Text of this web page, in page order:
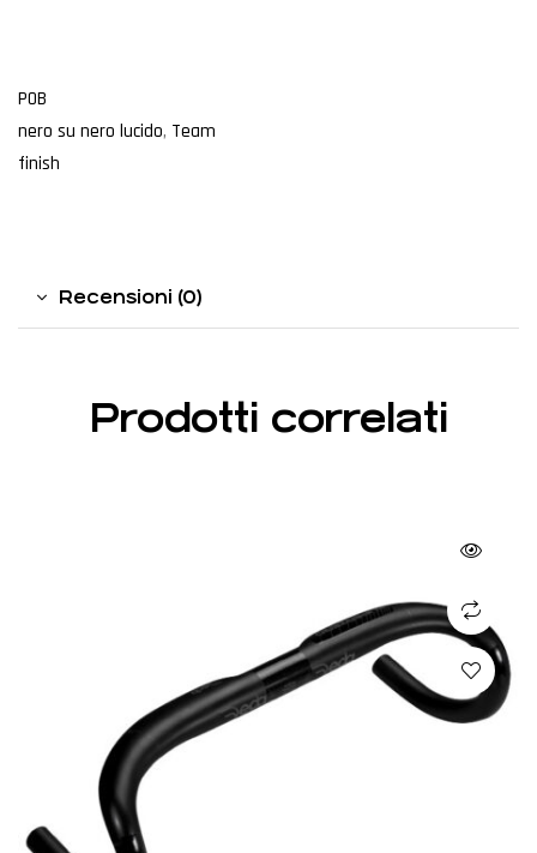
POB
nero su nero lucido, Team
finish
Recensioni (0)
Prodotti correlati